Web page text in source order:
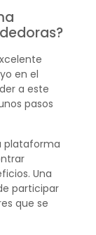
en el
a este
pasos
plataforma
Una
participar
que se